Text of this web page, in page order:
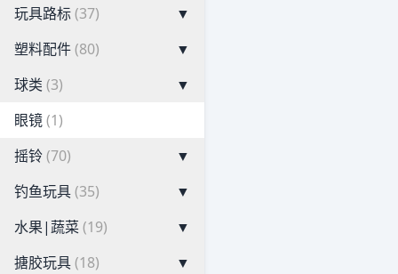
玩具路标(37)
▼
塑料配件(80)
▼
球类 (3)
▼
眼镜(1)
摇铃(70)
▼
钓鱼玩具(35)
▼
水果|蔬菜(19)
▼
搪胶玩具(18)
▼